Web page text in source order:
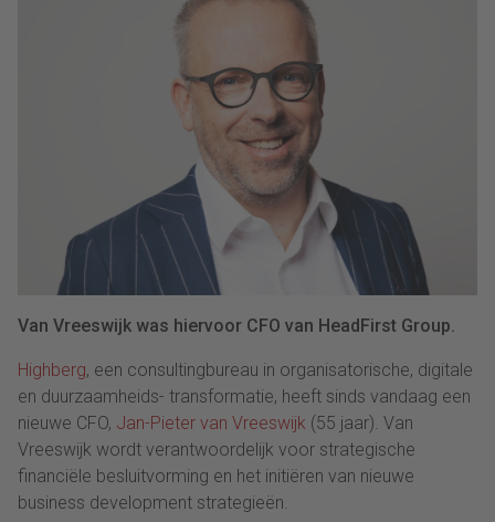
Van Vreeswijk was hiervoor CFO van HeadFirst Group.
Highberg, een consultingbureau in organisatorische, digitale
en duurzaamheids- transformatie, heeft sinds vandaag een
nieuwe CFO, Jan-Pieter van Vreeswijk (55 jaar). Van
Vreeswijk wordt verantwoordelijk voor strategische
financiële besluitvorming en het initiëren van nieuwe
business development strategieën.